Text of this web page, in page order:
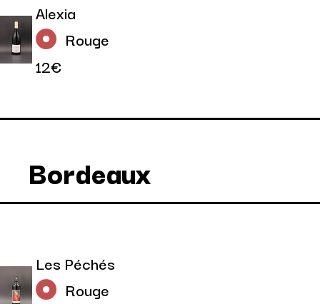
Alexia
Rouge
12€
Bordeaux
Les Péchés
Rouge